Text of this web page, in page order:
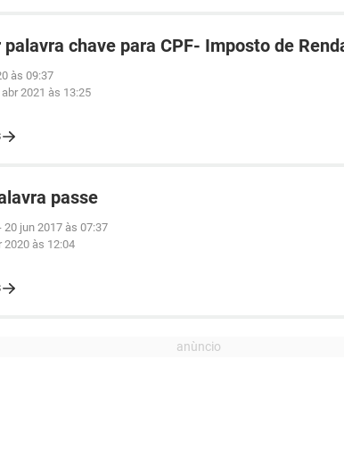
chave para CPF- Imposto de
às 09:37
abr 2021 às 13:25
passe
20 jun 2017 às 07:37
2020 às 12:04